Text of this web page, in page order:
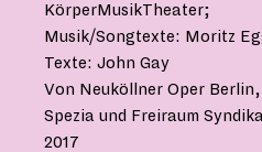
KörperMusikTheater;
Musik/Songtexte: Moritz
Texte: John Gay
Von Neuköllner Oper
Spezia und Freiraum
2017